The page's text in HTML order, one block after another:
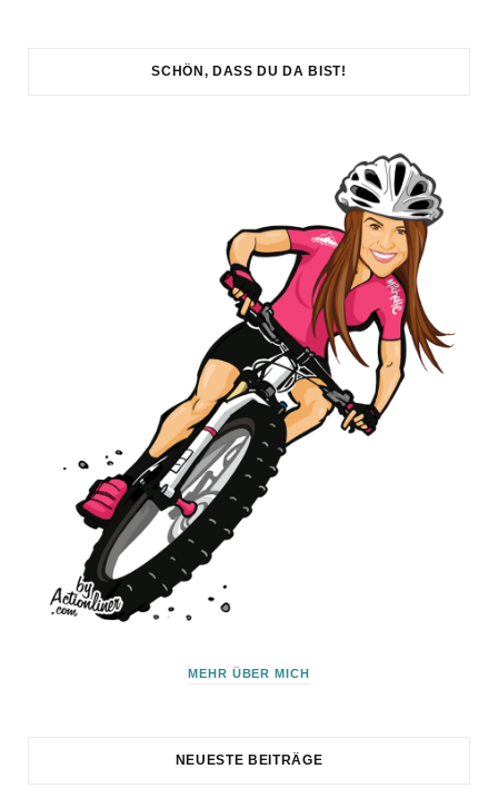
SCHÖN, DASS DU DA BIST!
MEHR ÜBER MICH
NEUESTE BEITRÄGE